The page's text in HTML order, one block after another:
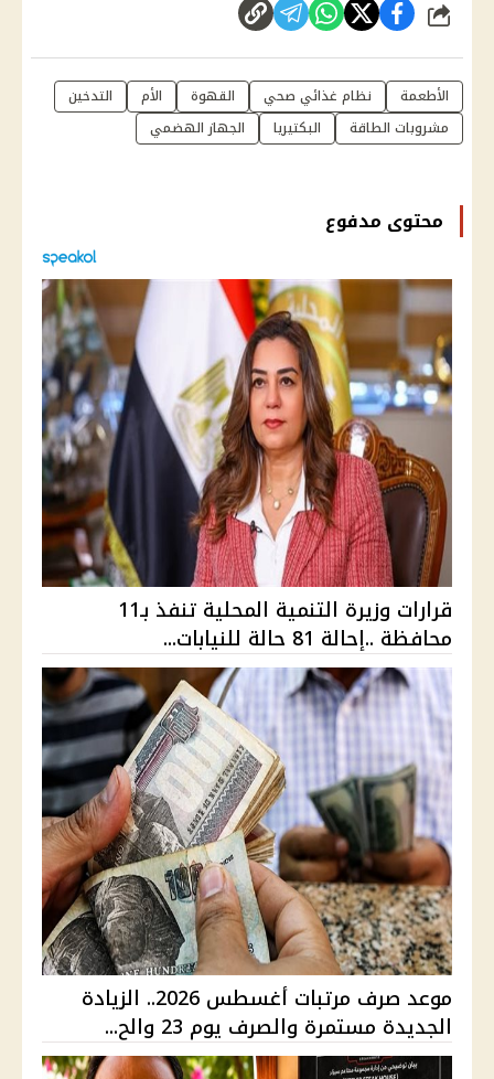
شارك
الأطعمة نظام غذائي صحي القهوة الأم
التدخين
مشروبات الطاقة
البكتيريا الجهاز الهضمي
محتوى مدفوع
قرارات وزيرة التنمية المحلية تنفذ بـ11
محافظة ..إحالة 81 حالة للنيابات...
موعد صرف مرتبات أغسطس 2026.. الزيادة
الجديدة مستمرة والصرف يوم 23 والح...